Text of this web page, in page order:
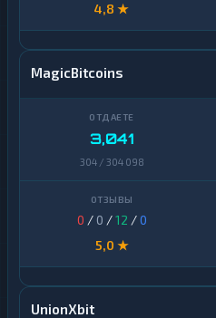
4,8 ★
MagicBitcoins
3,041
304 / 304 098
0 / 0 /12 /0
5,0 ★
UnionXbit